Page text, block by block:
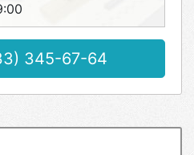
345-67-64